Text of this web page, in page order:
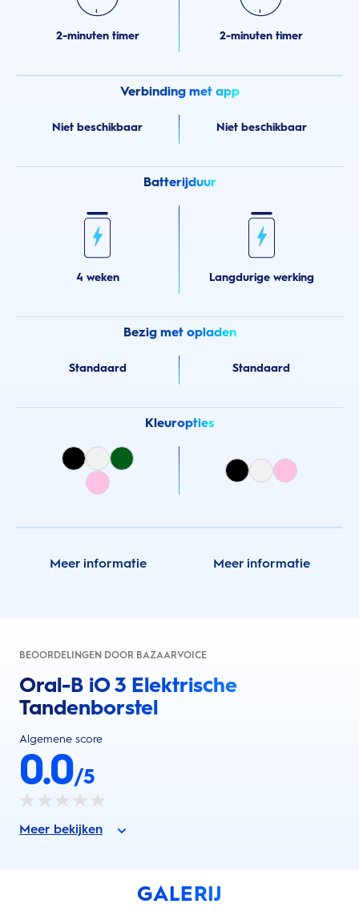
2-minuten timer 2-minuten timer
Verbinding met app
Niet beschikbaar Niet beschikbaar
Batterijduur
4 weken Langdurige werking
Bezig met opladen
Standaard Standaard
Kleuropties
Meer informatie Meer informatie
BEOORDELINGEN DOOR BAZAARVOICE
Oral-B iO 3 Elektrische
Tandenborstel
Algemene score
0.0/5
Meer bekijken
GALERIJ